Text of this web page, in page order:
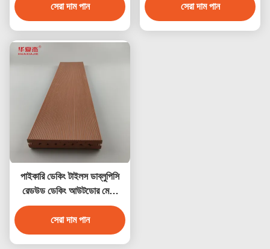
সেরা দাম পান
আউটডোর
সেরা দাম পান
পাইকারি ডেকিং টাইলস ডাব্লুপিসি
রেডউড ডেকিং আউটডোর মেঝে
সজ্জা
সেরা দাম পান